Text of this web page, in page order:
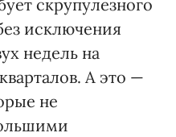
скрупулезного
исключения
недель на
А это —
не